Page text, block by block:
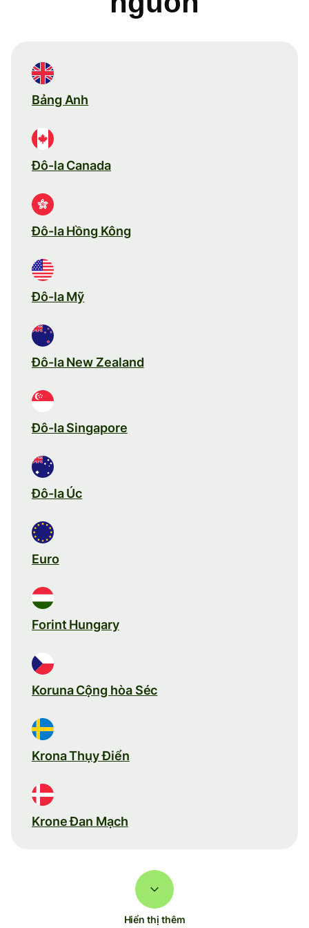
Bảng Anh
Đô-la Canada
Đô-la Hồng Kông
Đô-la Mỹ
Đô-la New Zealand
Đô-la Singapore
Đô-la Úc
Euro
Forint Hungary
Koruna Cộng hòa Séc
Krona Thụy Điển
Krone Đan Mạch
Hiển thị thêm